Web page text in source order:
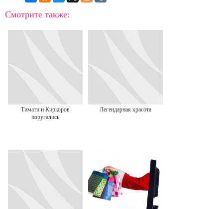
Смотрите также:
Тимати и Киркоров
поругались
Легендарная красота